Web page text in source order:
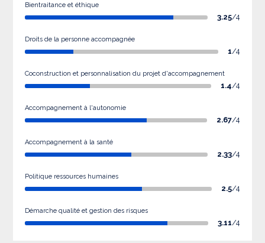
Bientraitance et éthique
3.25/4
Droits de la personne accompagnée
1/4
Coconstruction et personnalisation du projet d'accompagnement
1.4/4
Accompagnement à l'autonomie
2.67/4
Accompagnement à la santé
2.33/4
Politique ressources humaines
2.5/4
Démarche qualité et gestion des risques
3.11/4